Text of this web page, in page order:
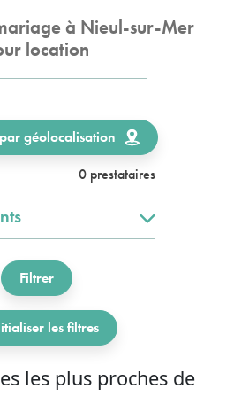
à Nieul-sur-Mer
location
géolocalisation
0 prestataires
Filtrer
les filtres
les plus proches de